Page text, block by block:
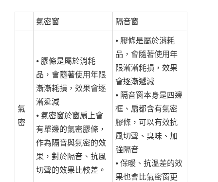
氣密窗 隔音窗
氣
密
⦁ 膠條是屬於消耗
品，會隨著使用年限
漸漸耗損，效果會逐
漸遞減
⦁ 氣密窗於窗扇上會
有單邊的氣密膠條，
作為隔音與氣密的效
果，對於隔音、抗風
切聲的效果比較差。
⦁ 膠條是屬於消耗
品，會隨著使用年
限漸漸耗損，效果
會逐漸遞減
⦁ 隔音窗本身是四邊
框、扇都含有氣密
膠條，可以有效抗
風切聲、臭味、加
強隔音
⦁ 保暖、抗溫差的效
果也會比氣密窗更